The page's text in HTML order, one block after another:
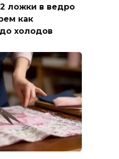
ложки в ведро
как
холодов